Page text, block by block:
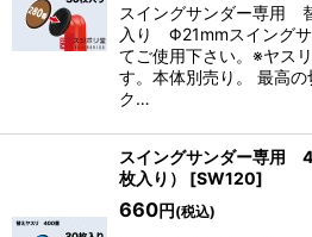
スイングサンダー専用
入り Φ21mmスイングサ
てご使用下さい。※ヤス
す。本体別売り。 最高
ク…
スイングサンダー専用
枚入り）
[SW120]
660円 (税込)